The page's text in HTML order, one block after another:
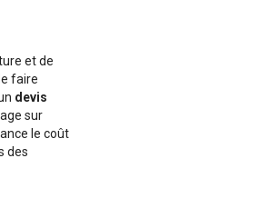
et de
faire
devis
sur
le coût
des